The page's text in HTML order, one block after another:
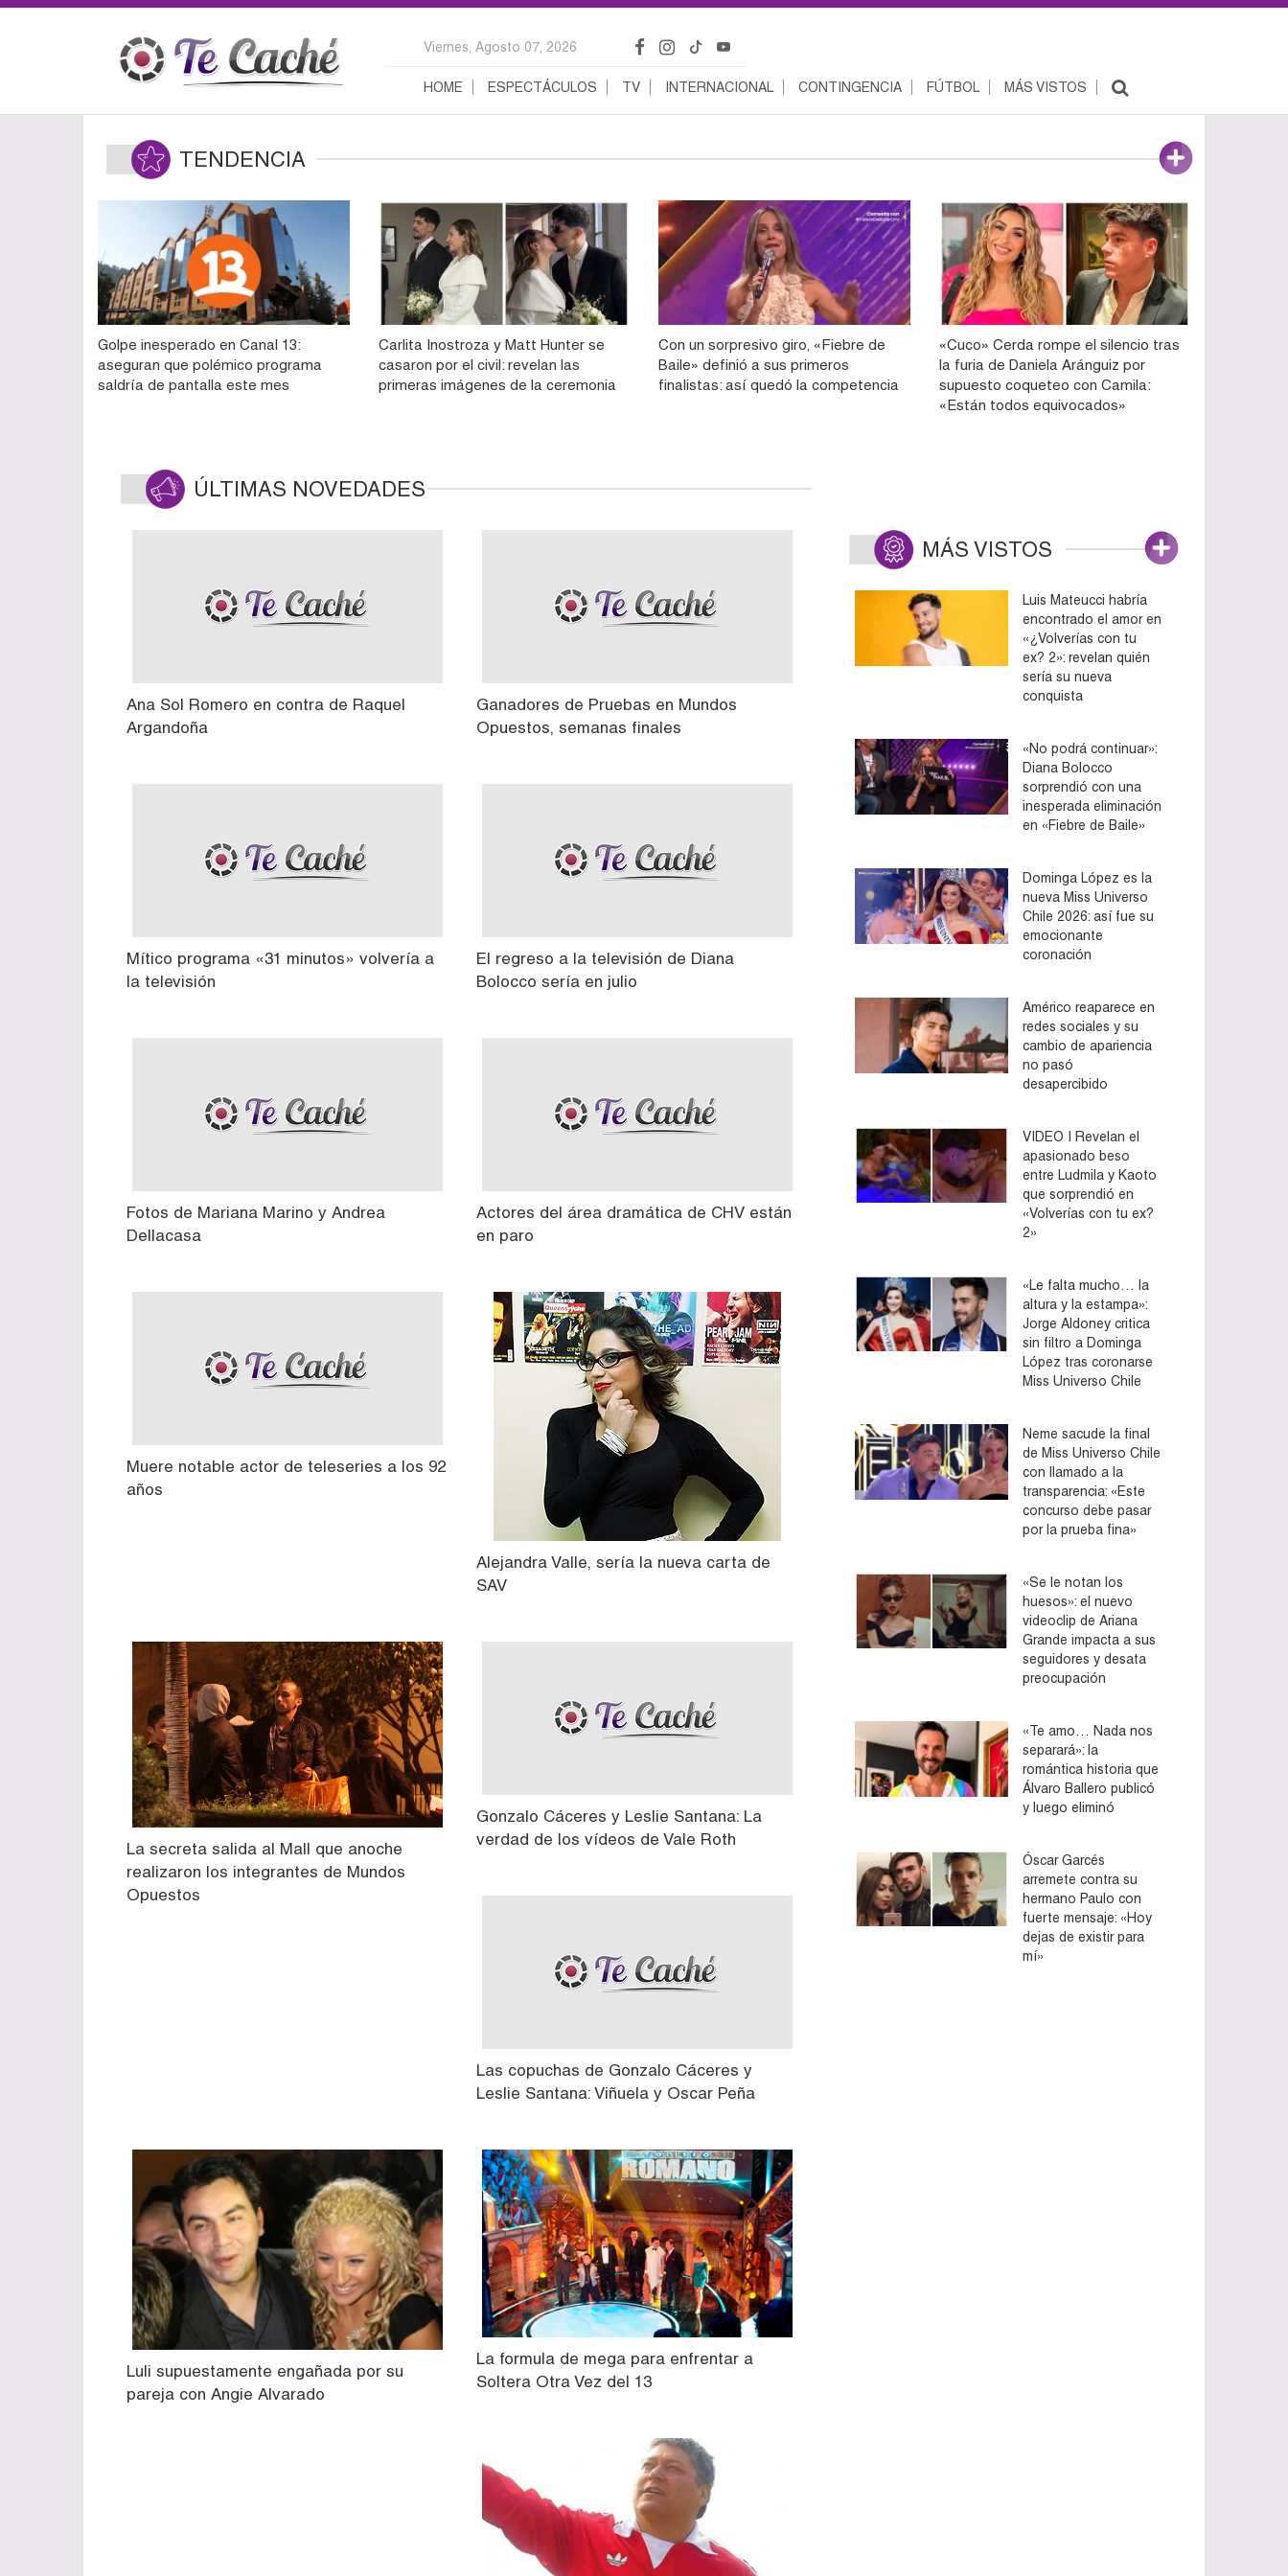
Viernes, Agosto 07, 2026
HOME ESPECTÁCULOS TV INTERNACIONAL CONTINGENCIA FÚTBOL MÁS VISTOS
TENDENCIA
Golpe inesperado en Canal 13:
aseguran que polémico programa
saldría de pantalla este mes
Carlita Inostroza y Matt Hunter se
casaron por el civil: revelan las
primeras imágenes de la ceremonia
Con un sorpresivo giro, «Fiebre de
Baile» definió a sus primeros
finalistas: así quedó la competencia
«Cuco» Cerda rompe el silencio tras
la furia de Daniela Aránguiz por
supuesto coqueteo con Camila:
«Están todos equivocados»
ÚLTIMAS NOVEDADES
Ana Sol Romero en contra de Raquel
Argandoña
Ganadores de Pruebas en Mundos
Opuestos, semanas finales
Mítico programa «31 minutos» volvería a
la televisión
El regreso a la televisión de Diana
Bolocco sería en julio
Fotos de Mariana Marino y Andrea
Dellacasa
Actores del área dramática de CHV están
en paro
Muere notable actor de teleseries a los 92
años
Alejandra Valle, sería la nueva carta de
SAV
La secreta salida al Mall que anoche
realizaron los integrantes de Mundos
Opuestos
Gonzalo Cáceres y Leslie Santana: La
verdad de los vídeos de Vale Roth
Las copuchas de Gonzalo Cáceres y
Leslie Santana: Viñuela y Oscar Peña
Luli supuestamente engañada por su
pareja con Angie Alvarado
La formula de mega para enfrentar a
Soltera Otra Vez del 13
MÁS VISTOS
Luis Mateucci habría
encontrado el amor en
«¿Volverías con tu
ex? 2»: revelan quién
sería su nueva
conquista
«No podrá continuar»:
Diana Bolocco
sorprendió con una
inesperada eliminación
en «Fiebre de Baile»
Dominga López es la
nueva Miss Universo
Chile 2026: así fue su
emocionante
coronación
Américo reaparece en
redes sociales y su
cambio de apariencia
no pasó
desapercibido
VIDEO | Revelan el
apasionado beso
entre Ludmila y Kaoto
que sorprendió en
«Volverías con tu ex?
2»
«Le falta mucho… la
altura y la estampa»:
Jorge Aldoney critica
sin filtro a Dominga
López tras coronarse
Miss Universo Chile
Neme sacude la final
de Miss Universo Chile
con llamado a la
transparencia: «Este
concurso debe pasar
por la prueba fina»
«Se le notan los
huesos»: el nuevo
videoclip de Ariana
Grande impacta a sus
seguidores y desata
preocupación
«Te amo… Nada nos
separará»: la
romántica historia que
Álvaro Ballero publicó
y luego eliminó
Óscar Garcés
arremete contra su
hermano Paulo con
fuerte mensaje: «Hoy
dejas de existir para
mí»